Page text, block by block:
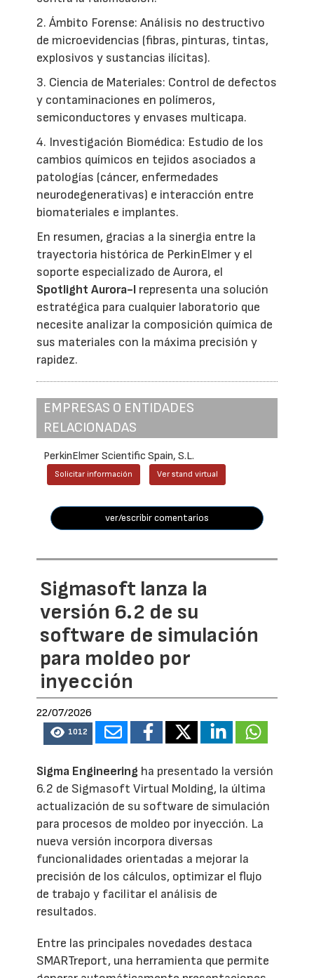
2. Ámbito Forense: Análisis no destructivo
de microevidencias (fibras, pinturas, tintas,
explosivos y sustancias ilícitas).
3. Ciencia de Materiales: Control de defectos
y contaminaciones en polímeros,
semiconductores y envases multicapa.
4. Investigación Biomédica: Estudio de los
cambios químicos en tejidos asociados a
patologías (cáncer, enfermedades
neurodegenerativas) e interacción entre
biomateriales e implantes.
En resumen, gracias a la sinergia entre la
trayectoria histórica de PerkinElmer y el
soporte especializado de Aurora, el
Spotlight Aurora-I representa una solución
estratégica para cualquier laboratorio que
necesite analizar la composición química de
sus materiales con la máxima precisión y
rapidez.
EMPRESAS O ENTIDADES
RELACIONADAS
PerkinElmer Scientific Spain, S.L.
Solicitar información Ver stand virtual
ver/escribir comentarios
Sigmasoft lanza la
versión 6.2 de su
software de simulación
para moldeo por
inyección
22/07/2026
1012
Sigma Engineering ha presentado la versión
6.2 de Sigmasoft Virtual Molding, la última
actualización de su software de simulación
para procesos de moldeo por inyección. La
nueva versión incorpora diversas
funcionalidades orientadas a mejorar la
precisión de los cálculos, optimizar el flujo
de trabajo y facilitar el análisis de
resultados.
Entre las principales novedades destaca
SMARTreport, una herramienta que permite